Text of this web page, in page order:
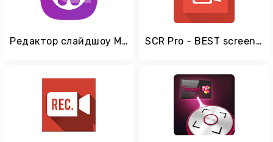
Редактор слайдшоу MiniMovie SCR Pro - BEST screen recorder